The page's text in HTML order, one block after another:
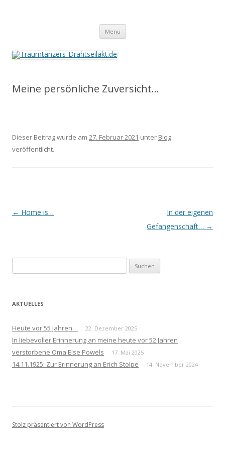
Menü Springe
Inhalt
Meine persönliche Zuversicht…
Dieser Beitrag wurde am 27. Februar 2021 unter Blog
veröffentlicht.
Beitrags-
← Home is…
In der eigenen
Gefangenschaft… →
nach:
AKTUELLES
Heute vor 55 Jahren… 22. Dezember 2025
In liebevoller Erinnerung an meine heute vor 52 Jahren
verstorbene Oma Else Powels
17. Mai 2025
14.11.1925: Zur Erinnerung an Erich Stolpe 14. November 2024
Stolz präsentiert von WordPress